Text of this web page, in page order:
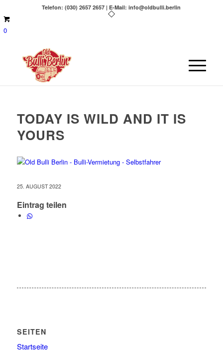
Telefon: (030) 2657 2657 | E-Mail: info@oldbulli.berlin
0
TODAY IS WILD AND IT IS
YOURS
25. AUGUST 2022
Eintrag teilen
SEITEN
Startseite